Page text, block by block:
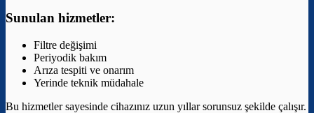
Sunulan hizmetler:
Filtre değişimi
Periyodik bakım
Arıza tespiti ve onarım
Yerinde teknik müdahale
Bu hizmetler sayesinde cihazınız uzun yıllar sorunsuz şekilde çalışır.